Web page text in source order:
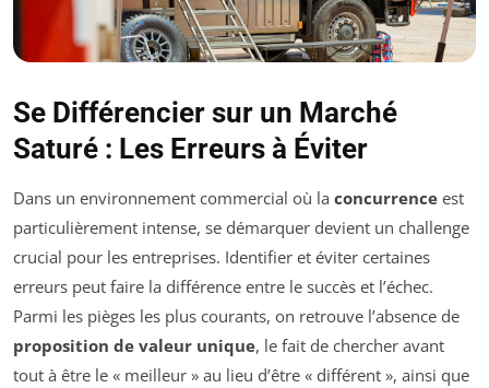
Se Différencier sur un Marché
Saturé : Les Erreurs à Éviter
Dans un environnement commercial où la concurrence est
particulièrement intense, se démarquer devient un challenge
crucial pour les entreprises. Identifier et éviter certaines
erreurs peut faire la différence entre le succès et l’échec.
Parmi les pièges les plus courants, on retrouve l’absence de
proposition de valeur unique, le fait de chercher avant
tout à être le « meilleur » au lieu d’être « différent », ainsi que